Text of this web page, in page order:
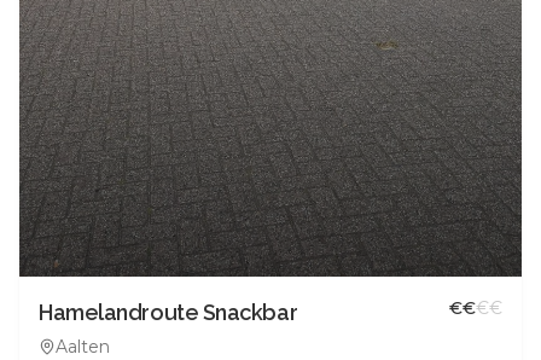
Hamelandroute Snackbar
Aalten
€€€€